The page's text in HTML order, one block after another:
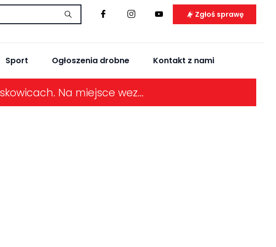
Zgłoś sprawę
Sport Ogłoszenia drobne Kontakt z nami
Akcja służb na pierwszym stawie w Jelczu-Laskowicach. Na miejsce wezwano płetwonurka